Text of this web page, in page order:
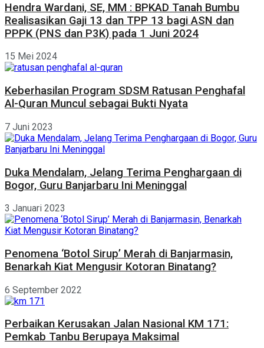
Hendra Wardani, SE, MM : BPKAD Tanah Bumbu
Realisasikan Gaji 13 dan TPP 13 bagi ASN dan
PPPK (PNS dan P3K) pada 1 Juni 2024
15 Mei 2024
Keberhasilan Program SDSM Ratusan Penghafal
Al-Quran Muncul sebagai Bukti Nyata
7 Juni 2023
Duka Mendalam, Jelang Terima Penghargaan di
Bogor, Guru Banjarbaru Ini Meninggal
3 Januari 2023
Penomena ‘Botol Sirup’ Merah di Banjarmasin,
Benarkah Kiat Mengusir Kotoran Binatang?
6 September 2022
Perbaikan Kerusakan Jalan Nasional KM 171:
Pemkab Tanbu Berupaya Maksimal